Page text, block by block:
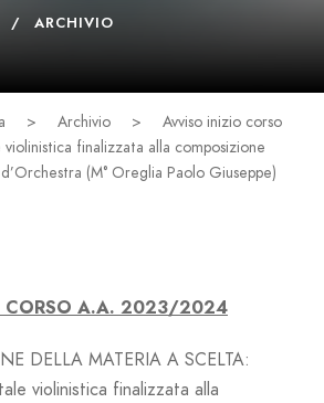
ARCHIVIO
> Archivio >
Avviso inizio corso
finalizzata alla composizione
(M° Oreglia Paolo Giuseppe)
CORSO A.A. 2023/2024
DELLA MATERIA A SCELTA:
violinistica finalizzata alla